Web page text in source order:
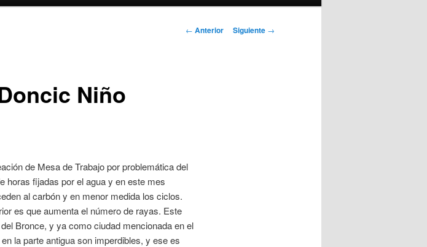
Navegación
← Anterior Siguiente →
Niño
de Mesa de Trabajo por problemática del
horas fijadas por el agua y en este mes
al carbón y en menor medida los ciclos.
es que aumenta el número de rayas. Este
Bronce, y ya como ciudad mencionada en el
la parte antigua son imperdibles, y ese es